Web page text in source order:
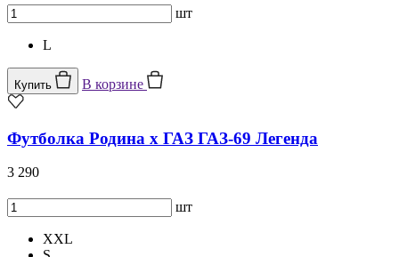
шт
L
Купить В корзине
Футболка Родина x ГАЗ ГАЗ-69 Легенда
3 290
шт
XXL